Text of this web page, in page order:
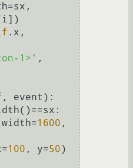
.x,
1>'
event ):
1600 ,
100 , y=50)